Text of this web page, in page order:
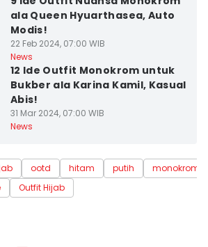
ala Queen Hyuarthasea, Auto
Modis!
22 Feb 2024, 07:00 WIB
News
12 Ide Outfit Monokrom untuk
Bukber ala Karina Kamil, Kasual
Abis!
31 Mar 2024, 07:00 WIB
News
ootd hitam putih
monokrom
Outfit Hijab